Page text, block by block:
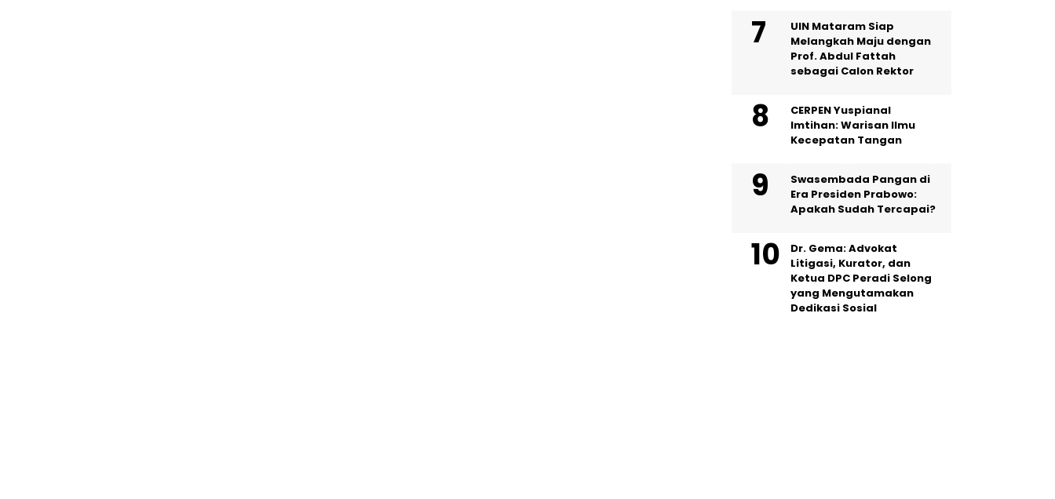
UIN Mataram Siap
Melangkah Maju dengan
Prof. Abdul Fattah
sebagai Calon Rektor
CERPEN Yuspianal
Imtihan: Warisan Ilmu
Kecepatan Tangan
Swasembada Pangan di
Era Presiden Prabowo:
Apakah Sudah Tercapai?
Dr. Gema: Advokat
Litigasi, Kurator, dan
Ketua DPC Peradi Selong
yang Mengutamakan
Dedikasi Sosial